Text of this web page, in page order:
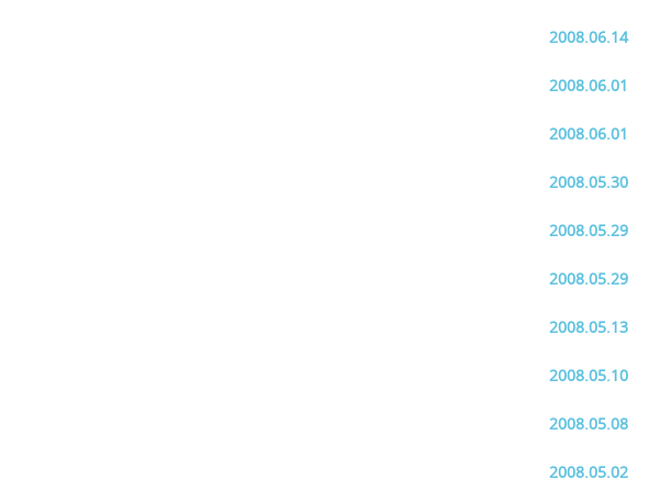
2008.06.14
2008.06.01
2008.06.01
2008.05.30
2008.05.29
2008.05.29
2008.05.13
2008.05.10
2008.05.08
2008.05.02